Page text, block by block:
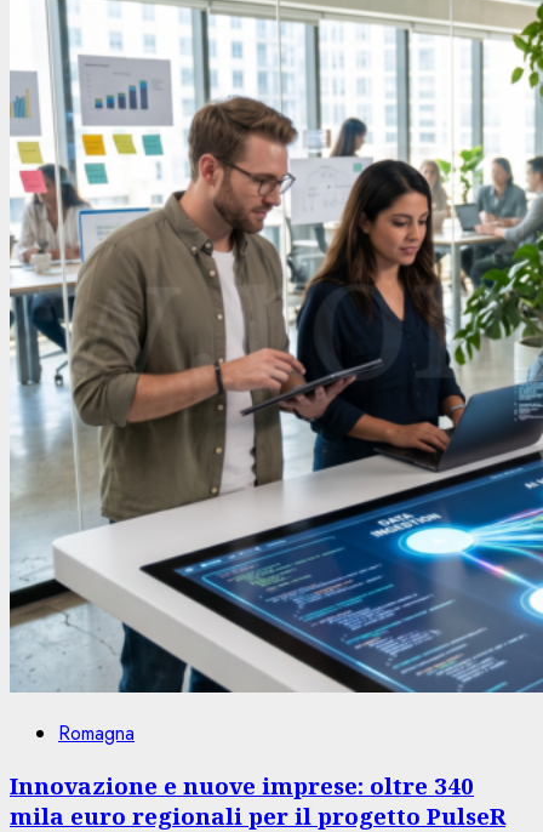
Romagna
Innovazione e nuove imprese: oltre 340
mila euro regionali per il progetto PulseR